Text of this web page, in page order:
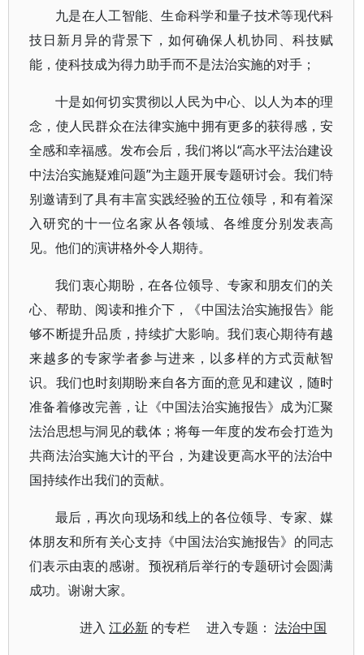
九是在人工智能、生命科学和量子技术等现代科
技日新月异的背景下，如何确保人机协同、科技赋
能，使科技成为得力助手而不是法治实施的对手；
十是如何切实贯彻以人民为中心、以人为本的理
念，使人民群众在法律实施中拥有更多的获得感，安
全感和幸福感。发布会后，我们将以“高水平法治建设
中法治实施疑难问题”为主题开展专题研讨会。我们特
别邀请到了具有丰富实践经验的五位领导，和有着深
入研究的十一位名家从各领域、各维度分别发表高
见。他们的演讲格外令人期待。
我们衷心期盼，在各位领导、专家和朋友们的关
心、帮助、阅读和推介下，《中国法治实施报告》能
够不断提升品质，持续扩大影响。我们衷心期待有越
来越多的专家学者参与进来，以多样的方式贡献智
识。我们也时刻期盼来自各方面的意见和建议，随时
准备着修改完善，让《中国法治实施报告》成为汇聚
法治思想与洞见的载体；将每一年度的发布会打造为
共商法治实施大计的平台，为建设更高水平的法治中
国持续作出我们的贡献。
最后，再次向现场和线上的各位领导、专家、媒
体朋友和所有关心支持《中国法治实施报告》的同志
们表示由衷的感谢。预祝稍后举行的专题研讨会圆满
成功。谢谢大家。
进入江必新 的专栏 进入专题：法治中国